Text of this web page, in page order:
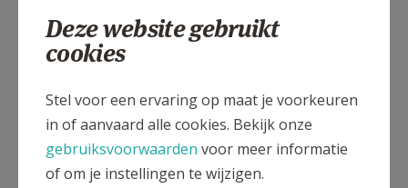
Pastorale Eenheid Emmaüs Kuurne
Meer
Deze website gebruikt
cookies
Stel voor een ervaring op maat je voorkeuren
in of aanvaard alle cookies. Bekijk onze
gebruiksvoorwaarden voor meer informatie
of om je instellingen te wijzigen.